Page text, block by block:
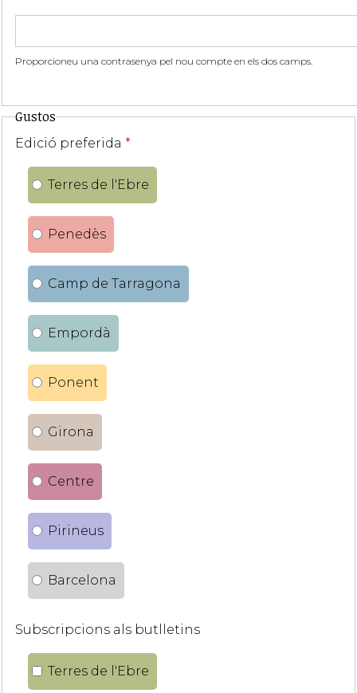
Proporcioneu una contrasenya pel nou compte en els dos camps.
Gustos
Edició preferida *
Terres de l'Ebre
Penedès
Camp de Tarragona
Empordà
Ponent
Girona
Centre
Pirineus
Barcelona
Subscripcions als butlletins
Terres de l'Ebre